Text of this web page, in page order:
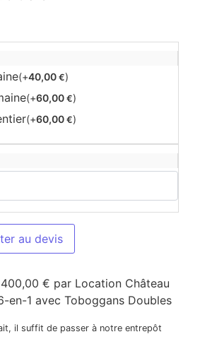
(+40,00 €)
(+60,00 €)
(+60,00 €)
au devis
€ par Location Château
en-1 avec Toboggans Doubles
il suffit de passer à notre entrepôt